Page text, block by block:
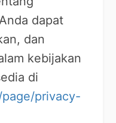
dapat
dan
kebijakan
di
privacy-